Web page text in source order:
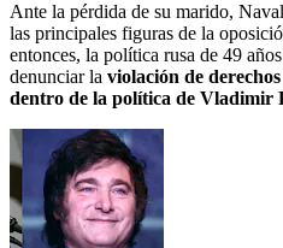
Ante la pérdida de su marido,
las principales figuras de la
entonces, la política rusa de 49
denunciar la violación de
dentro de la política de Vladimir